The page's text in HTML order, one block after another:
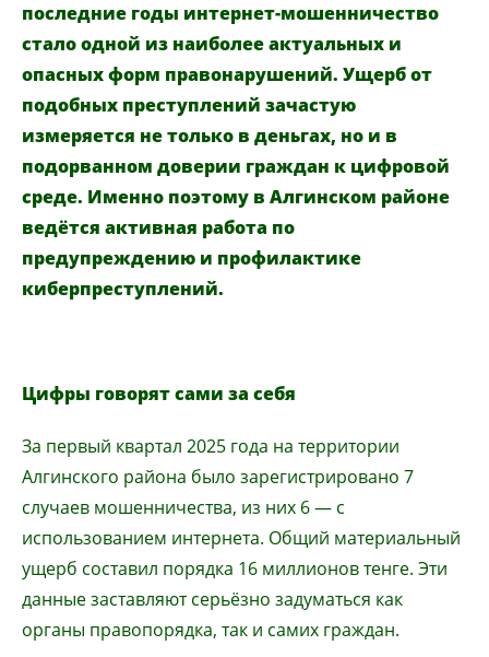
последние годы интернет-мошенничество
стало одной из наиболее актуальных и
опасных форм правонарушений. Ущерб от
подобных преступлений зачастую
измеряется не только в деньгах, но и в
подорванном доверии граждан к цифровой
среде. Именно поэтому в Алгинском районе
ведётся активная работа по
предупреждению и профилактике
киберпреступлений.
Цифры говорят сами за себя
За первый квартал 2025 года на территории
Алгинского района было зарегистрировано 7
случаев мошенничества, из них 6 — с
использованием интернета. Общий материальный
ущерб составил порядка 16 миллионов тенге. Эти
данные заставляют серьёзно задуматься как
органы правопорядка, так и самих граждан.